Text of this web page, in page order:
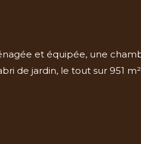
et équipée, une
de jardin, le tout sur 951